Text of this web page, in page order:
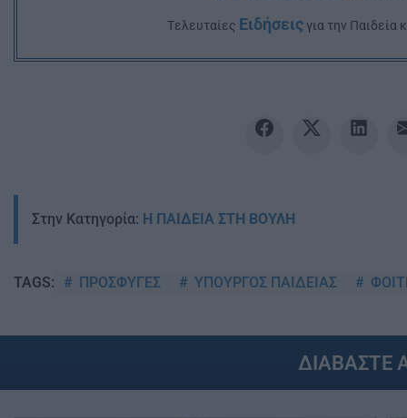
Tελευταίες Ειδήσειςγια την Παιδεία
Στην Κατηγορία: Η ΠΑΙΔΕΙΑ ΣΤΗ ΒΟΥΛΗ
TAGS: ΠΡΟΣΦΥΓΕΣ ΥΠΟΥΡΓΟΣ ΠΑΙΔΕΙΑΣ
ΔΙΑΒΑΣΤΕ